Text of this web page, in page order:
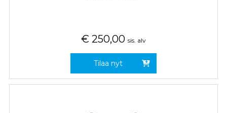
€ 250,00 sis. alv
Tilaa nyt